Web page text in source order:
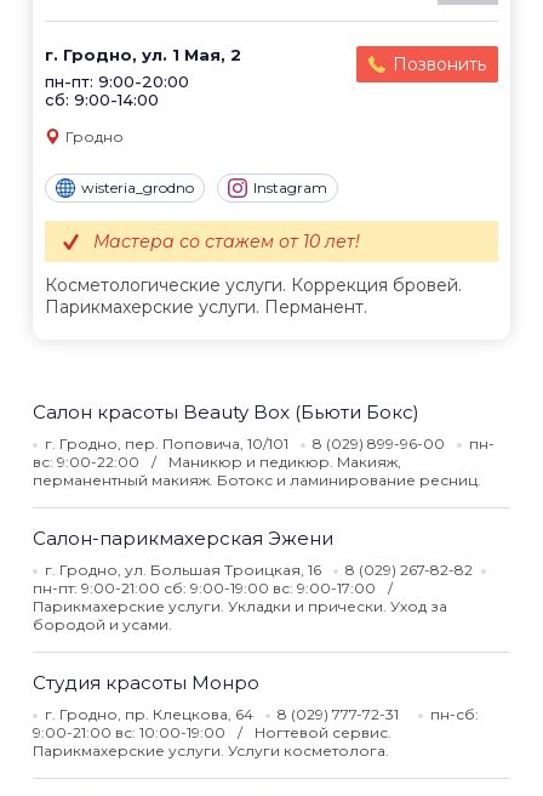
г. Гродно, ул. 1 Мая, 2
пн-пт: 9:00-20:00
сб: 9:00-14:00
Позвонить
Гродно
wisteria_grodno Instagram
Косметологические услуги. Коррекция бровей.
Парикмахерские услуги. Перманент.
Мастера со стажем от 10 лет!
Салон красоты Beauty Box (Бьюти Бокс)
г. Гродно, пер. Поповича, 10/101 8 (029) 899-96-00
пн-
вс: 9:00-22:00
Маникюр и педикюр. Макияж,
перманентный макияж. Ботокс и ламинирование ресниц.
Салон-парикмахерская Эжени
г. Гродно, ул. Большая Троицкая, 16
8 (029) 267-82-82
пн-пт: 9:00-21:00 сб: 9:00-19:00 вс: 9:00-17:00
Парикмахерские услуги. Укладки и прически. Уход за
бородой и усами.
Студия красоты Монро
г. Гродно, пр. Клецкова, 64 8 (029) 777-72-31
пн-сб:
9:00-21:00 вс: 10:00-19:00
Ногтевой сервис.
Парикмахерские услуги. Услуги косметолога.